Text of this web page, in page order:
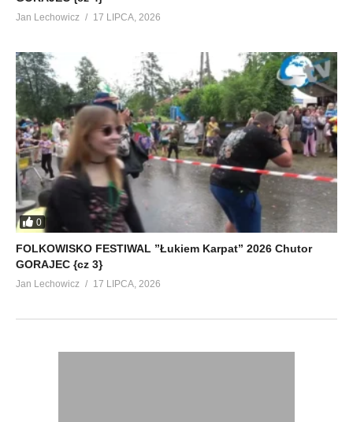
Jan Lechowicz 17 LIPCA, 2026
0
FOLKOWISKO FESTIWAL ”Łukiem Karpat” 2026 Chutor
GORAJEC {cz 3}
Jan Lechowicz 17 LIPCA, 2026